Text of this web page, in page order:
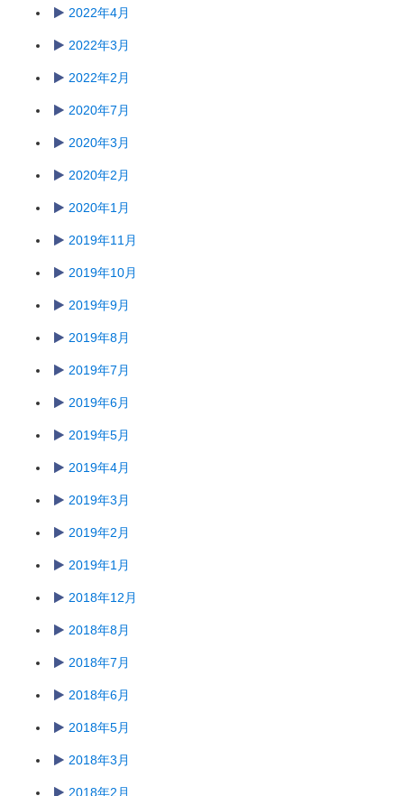
2022年4月
2022年3月
2022年2月
2020年7月
2020年3月
2020年2月
2020年1月
2019年11月
2019年10月
2019年9月
2019年8月
2019年7月
2019年6月
2019年5月
2019年4月
2019年3月
2019年2月
2019年1月
2018年12月
2018年8月
2018年7月
2018年6月
2018年5月
2018年3月
2018年2月